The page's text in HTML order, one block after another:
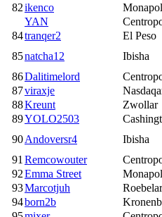
82ikenco
YAN
84tranqer2 El Peso
85natcha12 Ibisha
86Dalitimelord
87viraxje
88Kreunt Zwollar
89YOLO2503
90Andoversr4 Ibisha
91 Remcowouter
92Emma Street
93Marcotjuh
94born2b